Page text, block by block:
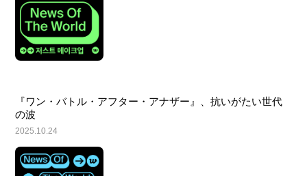
『ワン・バトル・アフター・アナザー』、抗いがたい世代
の波
2025.10.24